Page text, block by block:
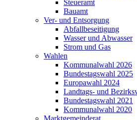
Steueramt
Bauamt
Ver- und Entsorgung
Abfallbeseitigung
Wasser und Abwasser
Strom und Gas
Wahlen
Kommunalwahl 2026
Bundestagswahl 2025
Europawahl 2024
Landtags- und
Bundestagswahl 2021
Kommunalwahl 2020
Marktgemeinderat